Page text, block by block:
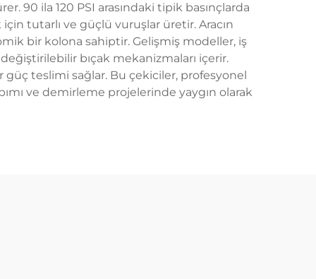
90 ila 120 PSI arasındaki tipik basınçlarda
tutarlı ve güçlü vuruşlar üretir. Aracın
bir kolona sahiptir. Gelişmiş modeller, iş
bıçak mekanizmaları içerir.
teslimi sağlar. Bu çekiciler, profesyonel
ve demirleme projelerinde yaygın olarak